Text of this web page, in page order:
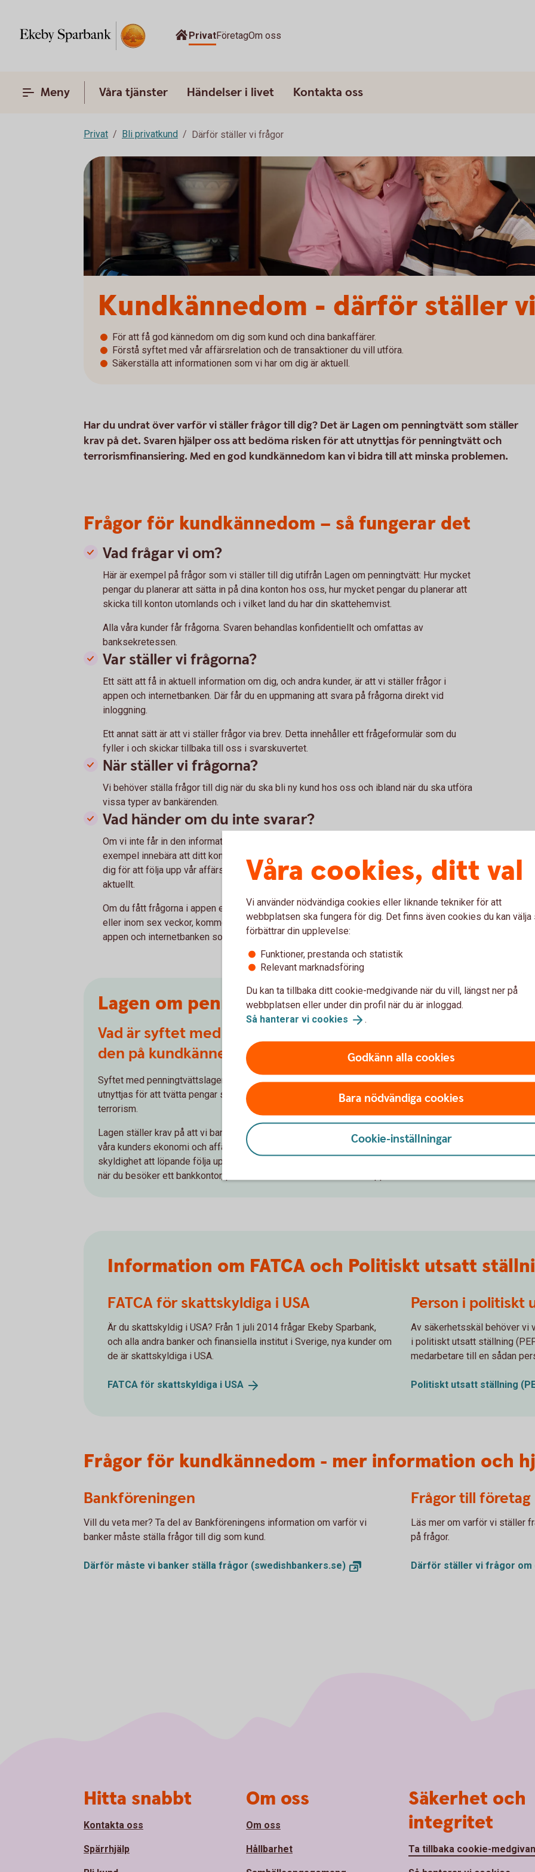
PrivatFöretagOm oss
Meny Våra tjänster Händelser i livet Kontakta oss
Privat Bli privatkund Därför ställer vi frågor
Kundkännedom - därför ställer
För att få god kännedom om dig som kund och dina bankaffärer.
Förstå syftet med vår affärsrelation och de transaktioner du vill utföra.
Säkerställa att informationen som vi har om dig är aktuell.
Har du undrat över varför vi ställer frågor till dig? Det är Lagen om penningtvätt som ställer
krav på det. Svaren hjälper oss att bedöma risken för att utnyttjas för penningtvätt och
terrorismfinansiering. Med en god kundkännedom kan vi bidra till att minska problemen.
Frågor för kundkännedom – så fungerar det
Vad frågar vi om?
Här är exempel på frågor som vi ställer till dig utifrån Lagen om penningtvätt: Hur mycket
pengar du planerar att sätta in på dina konton hos oss, hur mycket pengar du planerar att
skicka till konton utomlands och i vilket land du har din skattehemvist.
Alla våra kunder får frågorna. Svaren behandlas konfidentiellt och omfattas av
banksekretessen.
Var ställer vi frågorna?
Ett sätt att få in aktuell information om dig, och andra kunder, är att vi ställer frågor i
appen och internetbanken. Där får du en uppmaning att svara på frågorna direkt vid
inloggning.
Ett annat sätt är att vi ställer frågor via brev. Detta innehåller ett frågeformulär som du
fyller i och skickar tillbaka till oss i svarskuvertet.
När ställer vi frågorna?
Vi behöver ställa frågor till dig när du ska bli ny kund hos oss och ibland när du ska utföra
vissa typer av bankärenden.
Vad händer om du inte svarar?
Om vi inte får in den informationen vi frågar efter behöver vi agera på detta. Det kan till
exempel innebära att ditt konto eller banktjänster spärras. Om vi inte kan få kontakt med
dig för att följa upp vår affärsrelation kan uppsägning av konto med tillhörande tjänster bli
aktuellt.
Om du fått frågorna i appen eller internetbanken, och inte svarar efter tre inloggningar
eller inom sex veckor, kommer de att låsas. När frågorna är besvarade kan du använda
appen och internetbanken som vanligt igen. Det tar bara några minuter att svara.
Lagen om penningtvätt
Vad är syftet med Lagen om penningtvätt och vilka krav ställer
den på kundkännedom?
Syftet med penningtvättslagen är att förhindra att banker och andra finansiella aktörer
utnyttjas för att tvätta pengar som till exempel kommer från brott eller för att finansiera
terrorism.
Lagen ställer krav på att vi banker, och andra finansiella bolag, ska ha en god kunskap om
våra kunders ekonomi och affärsrelationen med kunden. Vi som bank har också
skyldighet att löpande följa upp att informationen vi har är aktuell. Därför ställer vi frågor
när du besöker ett bankkontor, per brev eller i internetbanken och appen.
Information om FATCA och Politiskt utsatt
FATCA för skattskyldiga i USA
Är du skattskyldig i USA? Från 1 juli 2014 frågar Ekeby Sparbank,
och alla andra banker och finansiella institut i Sverige, nya kunder om
de är skattskyldiga i USA.
FATCA för skattskyldiga i USA
Person i politiskt
Av säkerhetsskäl behöver vi
i politiskt utsatt ställning
medarbetare till en sådan
Politiskt utsatt ställning
Frågor för kundkännedom - mer information och
Bankföreningen
Vill du veta mer? Ta del av Bankföreningens information om varför vi
banker måste ställa frågor till dig som kund.
Därför måste vi banker ställa frågor (swedishbankers.se)
Frågor till företag
Läs mer om varför vi ställer
på frågor.
Därför ställer vi frågor om
Våra cookies, ditt val
Vi använder nödvändiga cookies eller liknande tekniker för att
webbplatsen ska fungera för dig. Det finns även cookies du kan välja
förbättrar din upplevelse:
Funktioner, prestanda och statistik
Relevant marknadsföring
Du kan ta tillbaka ditt cookie-medgivande när du vill, längst ner på
webbplatsen eller under din profil när du är inloggad.
Så hanterar vi cookies .
Godkänn alla cookies
Bara nödvändiga cookies
Cookie-inställningar
Hitta snabbt
Kontakta oss
Spärrhjälp
Om oss
Om oss
Hållbarhet
Säkerhet och
integritet
Ta tillbaka cookie-